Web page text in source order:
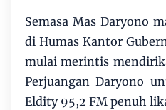
Semasa Mas Daryono
di Humas Kantor
mulai merintis
Perjuangan Daryono
Eldity 95,2 FM penuh